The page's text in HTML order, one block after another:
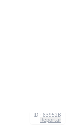
ID · 83952B
Reportar